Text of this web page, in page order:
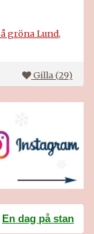
gröna Lund,
Gilla (29)
En dag på stan